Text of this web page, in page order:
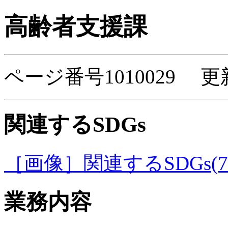
高齢者支援課
ページ番号1010029 更
関連するSDGs
［画像］関連する
業務内容